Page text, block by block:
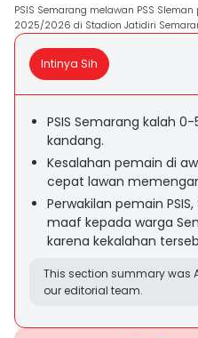
PSIS Semarang melawan PSS
2025/2026 di Stadion Jatidiri
Intinya Sih
PSIS Semarang kalah
kandang.
Kesalahan pemain di
cepat lawan
Perwakilan pemain
maaf kepada warga
karena kekalahan
This section summary was
our editorial team.